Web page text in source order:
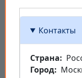
Контакты
Страна
Город